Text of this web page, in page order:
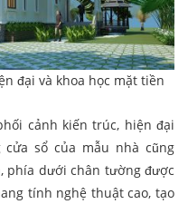
đại và khoa học mặt tiền
cảnh kiến trúc, hiện đại
sổ của mẫu nhà cũng
phía dưới chân tường được
tính nghệ thuật cao, tạo